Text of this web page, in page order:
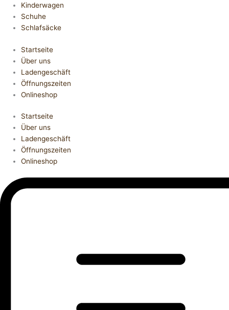
Kinderwagen
Schuhe
Schlafsäcke
Startseite
Über uns
Ladengeschäft
Öffnungszeiten
Onlineshop
Startseite
Über uns
Ladengeschäft
Öffnungszeiten
Onlineshop